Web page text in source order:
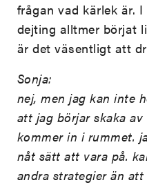
frågan vad kärlek är.
dejting alltmer börjat
är det väsentligt att
Sonja:
nej, men jag kan inte
att jag börjar skaka
kommer in i rummet.
nåt sätt att vara på.
andra strategier än att